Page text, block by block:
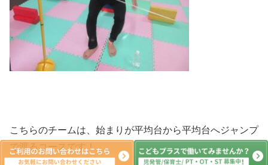
こちらのチームは、始まりが平均台から平均台へジャンプ
で渡るコースです！